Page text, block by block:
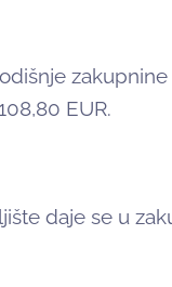
EUR.
daje se u